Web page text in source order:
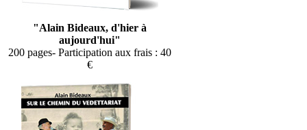
"Alain Bideaux, d'hier à
aujourd'hui"
200 pages- Participation aux frais : 40
€